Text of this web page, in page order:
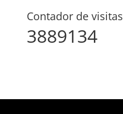
Contador de visitas
3889134